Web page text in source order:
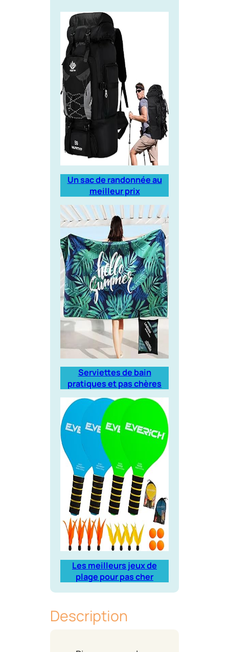
Un sac de randonnée au
meilleur prix
Serviettes de bain
pratiques et pas chères
Les meilleurs jeux de
plage pour pas cher
Description